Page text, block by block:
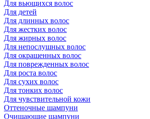
Для вьющихся волос
Для детей
Для длинных волос
Для жестких волос
Для жирных волос
Для непослушных волос
Для окрашенных волос
Для поврежденных волос
Для роста волос
Для сухих волос
Для тонких волос
Для чувствительной кожи
Оттеночные шампуни
Очищающие шампуни